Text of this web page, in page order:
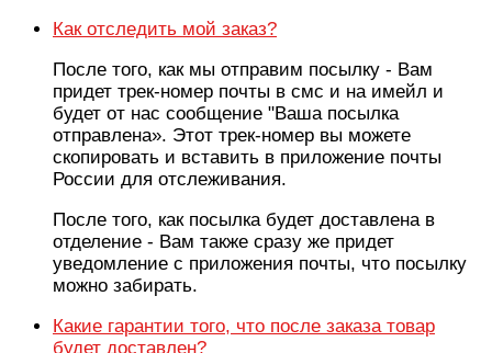
Как отследить мой заказ?
После того, как мы отправим посылку - Вам
придет трек-номер почты в смс и на имейл и
будет от нас сообщение "Ваша посылка
отправлена». Этот трек-номер вы можете
скопировать и вставить в приложение почты
России для отслеживания.
После того, как посылка будет доставлена в
отделение - Вам также сразу же придет
уведомление с приложения почты, что посылку
можно забирать.
Какие гарантии того, что после заказа товар
будет доставлен?